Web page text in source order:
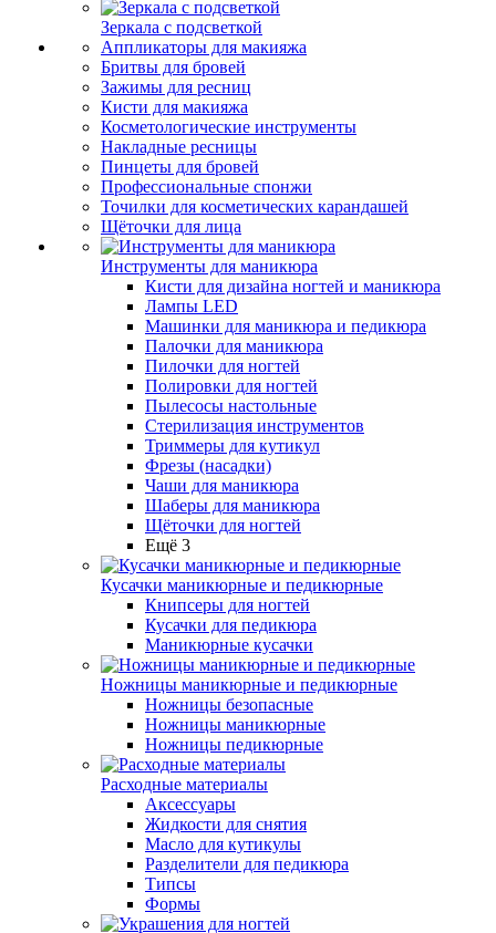
Зеркала с подсветкой
Аппликаторы для макияжа
Бритвы для бровей
Зажимы для ресниц
Кисти для макияжа
Косметологические инструменты
Накладные ресницы
Пинцеты для бровей
Профессиональные спонжи
Точилки для косметических карандашей
Щёточки для лица
Инструменты для маникюра
Кисти для дизайна ногтей и маникюра
Лампы LED
Машинки для маникюра и педикюра
Палочки для маникюра
Пилочки для ногтей
Полировки для ногтей
Пылесосы настольные
Стерилизация инструментов
Триммеры для кутикул
Фрезы (насадки)
Чаши для маникюра
Шаберы для маникюра
Щёточки для ногтей
Ещё 3
Кусачки маникюрные и педикюрные
Книпсеры для ногтей
Кусачки для педикюра
Маникюрные кусачки
Ножницы маникюрные и педикюрные
Ножницы безопасные
Ножницы маникюрные
Ножницы педикюрные
Расходные материалы
Аксессуары
Жидкости для снятия
Масло для кутикулы
Разделители для педикюра
Типсы
Формы